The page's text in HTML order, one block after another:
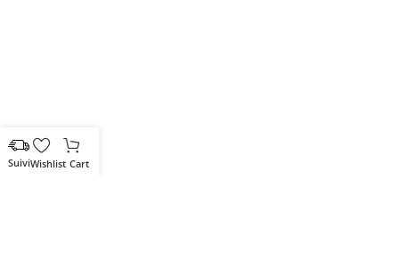
Wishlist Cart